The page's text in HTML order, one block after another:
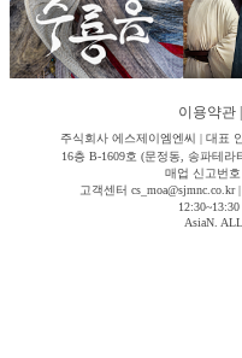
이용약관
주식회사 에스제이엠엔씨 | 대표
16층 B-1609호 (문정동, 송파테
매업 신고번호
고객센터
AsiaN.